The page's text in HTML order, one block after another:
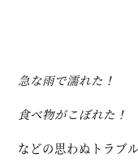
急な雨で濡れた！
食べ物がこぼれた！
などの思わぬトラブ